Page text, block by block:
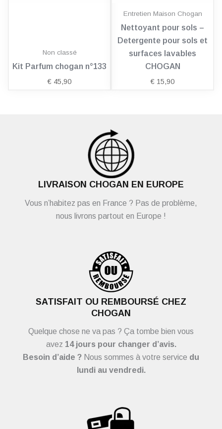
Non classé
Kit Parfum chogan n°133
€ 45,90
Entretien Maison Chogan
Nettoyant pour sols –
Detergente pour sols et
surfaces lavables
CHOGAN
€ 15,90
LIVRAISON CHOGAN EN EUROPE
Vous n’habitez pas en France ? Pas de problème,
nous livrons partout en Europe !
SATISFAIT OU REMBOURSÉ CHEZ
CHOGAN
Quelque chose ne va pas ? Ça tombe bien vous
avez 14 jours pour changer d’avis.
Besoin d’aide ? Nous sommes à votre service du
lundi au vendredi.